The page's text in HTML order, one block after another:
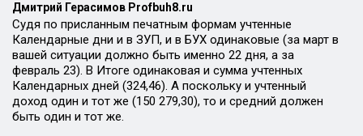
Дмитрий Герасимов Profbuh8.ru
Судя по присланным печатным формам учтенные
Календарные дни и в ЗУП, и в БУХ одинаковые (за март в
вашей ситуации должно быть именно 22 дня, а за
февраль 23). В Итоге одинаковая и сумма учтенных
Календарных дней (324,46). А поскольку и учтенный
доход один и тот же (150 279,30), то и средний должен
быть один и тот же.